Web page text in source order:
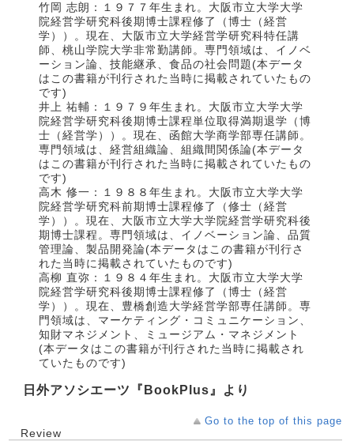
竹岡 志朗：１９７７年生まれ。大阪市立大学大学
院経営学研究科後期博士課程修了（博士（経営
学））。現在、大阪市立大学経営学研究科特任講
師、桃山学院大学非常勤講師。専門領域は、イノベ
ーション論、技能継承、食品の社会問題(本データ
はこの書籍が刊行された当時に掲載されていたもの
です)
井上 祐輔：１９７９年生まれ。大阪市立大学大学
院経営学研究科後期博士課程単位取得満期退学（博
士（経営学））。現在、函館大学商学部専任講師。
専門領域は、経営組織論、組織間関係論(本データ
はこの書籍が刊行された当時に掲載されていたもの
です)
高木 修一：１９８８年生まれ。大阪市立大学大学
院経営学研究科前期博士課程修了（修士（経営
学））。現在、大阪市立大学大学院経営学研究科後
期博士課程。専門領域は、イノベーション論、品質
管理論、製品開発論(本データはこの書籍が刊行さ
れた当時に掲載されていたものです)
高柳 直弥：１９８４年生まれ。大阪市立大学大学
院経営学研究科後期博士課程修了（博士（経営
学））。現在、豊橋創造大学経営学部専任講師。専
門領域は、マーケティング・コミュニケーション、
知財マネジメント、ミュージアム・マネジメント
(本データはこの書籍が刊行された当時に掲載され
ていたものです)
日外アソシエーツ『BookPlus』より
Go to the top of this page
Review